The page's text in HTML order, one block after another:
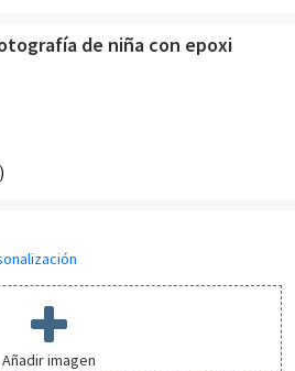
de niña con epoxi
Añadir imagen